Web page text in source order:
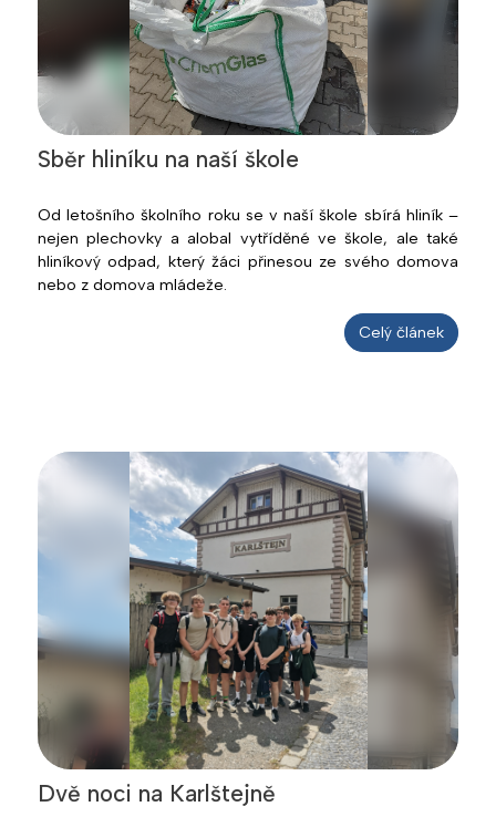
Sběr hliníku na naší škole
Od letošního školního roku se v naší škole sbírá hliník –
nejen plechovky a alobal vytříděné ve škole, ale také
hliníkový odpad, který žáci přinesou ze svého domova
nebo z domova mládeže.
Celý článek
Dvě noci na Karlštejně